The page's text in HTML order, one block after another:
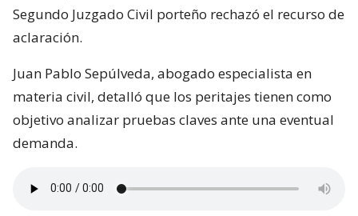
Segundo Juzgado Civil porteño rechazó el recurso de
aclaración.
Juan Pablo Sepúlveda, abogado especialista en
materia civil, detalló que los peritajes tienen como
objetivo analizar pruebas claves ante una eventual
demanda.